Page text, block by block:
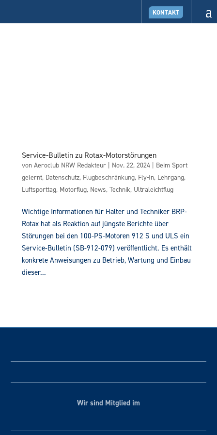
KONTAKT
Service-Bulletin zu Rotax-Motorstörungen
von Aeroclub NRW Redakteur| Nov. 22, 2024| Beim Sport
gelernt, Datenschutz, Flugbeschränkung, Fly-In, Lehrgang,
Luftsporttag, Motorflug, News, Technik, Ultraleichtflug
Wichtige Informationen für Halter und Techniker BRP-
Rotax hat als Reaktion auf jüngste Berichte über
Störungen bei den 100-PS-Motoren 912 S und ULS ein
Service-Bulletin (SB-912-079) veröffentlicht. Es enthält
konkrete Anweisungen zu Betrieb, Wartung und Einbau
dieser...
Wir sind Mitglied im